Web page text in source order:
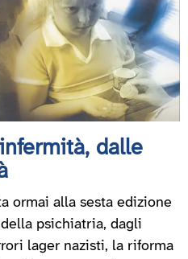
dalle
ormai alla sesta edizione
psichiatria, dagli
lager nazisti, la riforma